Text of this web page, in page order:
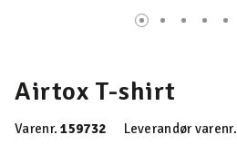
Airtox T-shirt
Varenr.159732 Leverandør